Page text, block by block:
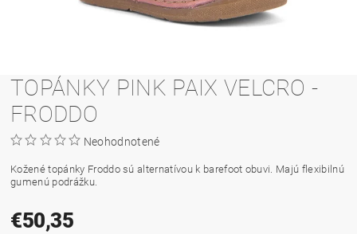
TOPÁNKY PINK PAIX VELCRO -
FRODDO
Neohodnotené
Kožené topánky Froddo sú alternatívou k barefoot obuvi. Majú flexibilnú
gumenú podrážku.
€50,35